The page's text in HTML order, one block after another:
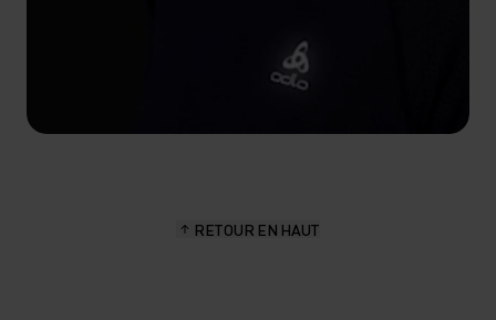
RETOUR EN HAUT